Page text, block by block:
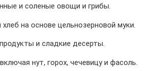
и соленые овощи и грибы.
на основе цельнозерновой муки.
и сладкие десерты.
нут, горох, чечевицу и фасоль.